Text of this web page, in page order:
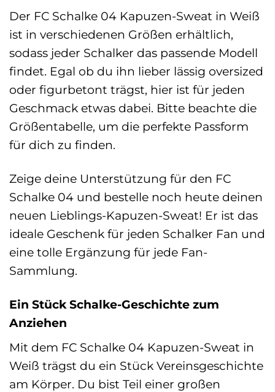
Der FC Schalke 04 Kapuzen-Sweat in Weiß
ist in verschiedenen Größen erhältlich,
sodass jeder Schalker das passende Modell
findet. Egal ob du ihn lieber lässig oversized
oder figurbetont trägst, hier ist für jeden
Geschmack etwas dabei. Bitte beachte die
Größentabelle, um die perfekte Passform
für dich zu finden.
Zeige deine Unterstützung für den FC
Schalke 04 und bestelle noch heute deinen
neuen Lieblings-Kapuzen-Sweat! Er ist das
ideale Geschenk für jeden Schalker Fan und
eine tolle Ergänzung für jede Fan-
Sammlung.
Ein Stück Schalke-Geschichte zum
Anziehen
Mit dem FC Schalke 04 Kapuzen-Sweat in
Weiß trägst du ein Stück Vereinsgeschichte
am Körper. Du bist Teil einer großen